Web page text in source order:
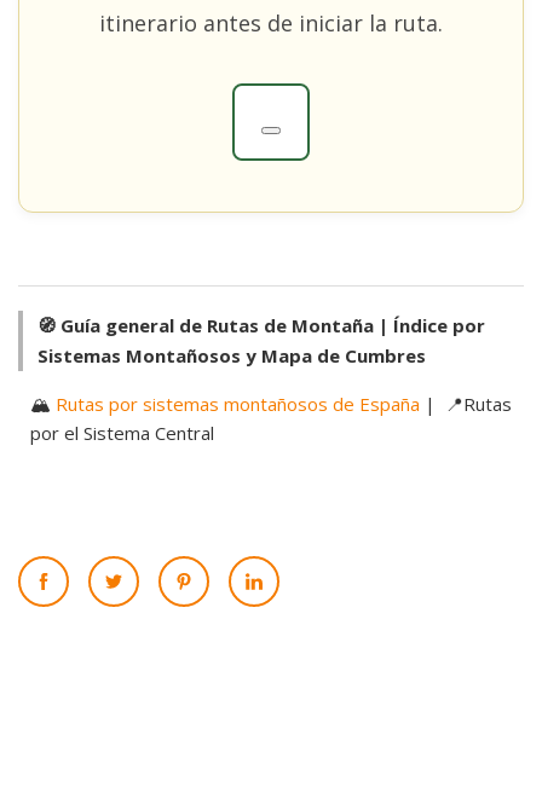
itinerario antes de iniciar la ruta.
🧭 Guía general de Rutas de Montaña | Índice por
Sistemas Montañosos y Mapa de Cumbres
🏔️ Rutas por sistemas montañosos de España | 📍Rutas
por el Sistema Central